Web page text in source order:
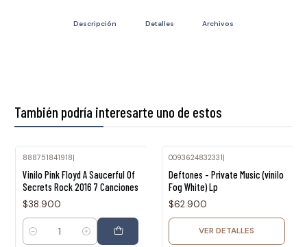
Descripción Detalles Archivos
También podría interesarte uno de estos
888751841918|
Vinilo Pink Floyd A Saucerful Of
Secrets Rock 2016 7 Canciones
$38.900
Cantidad
0093624832331|
Deftones - Private Music (vinilo
Fog White) Lp
$62.900
VER DETALLES